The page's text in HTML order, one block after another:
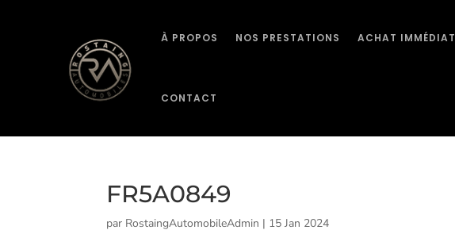
À PROPOS NOS PRESTATIONS ACHAT IMMÉDIAT
CONTACT
FR5A0849
par RostaingAutomobileAdmin | 15 Jan 2024